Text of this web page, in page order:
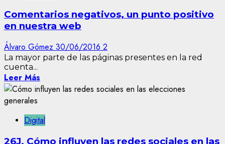
Comentarios negativos, un punto positivo
en nuestra web
Álvaro Gómez 30/06/2016 2
La mayor parte de las páginas presentes en la red
cuenta...
Leer Más
Digital
26J. Cómo influyen las redes sociales en las